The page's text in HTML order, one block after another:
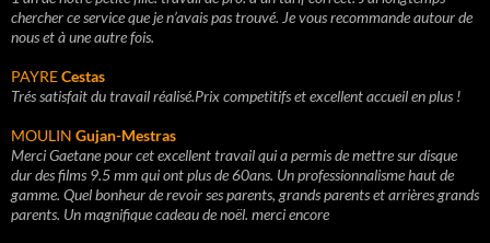
chercher ce service que je n’avais pas trouvé. Je vous recommande autour de
nous et à une autre fois.
PAYRECestas
Trés satisfait du travail réalisé.Prix competitifs et excellent accueil en plus !
MOULIN Gujan-Mestras
Merci Gaetane pour cet excellent travail qui a permis de mettre sur disque
dur des films 9.5 mm qui ont plus de 60ans. Un professionnalisme haut de
gamme. Quel bonheur de revoir ses parents, grands parents et arrières grands
parents. Un magnifique cadeau de noël. merci encore